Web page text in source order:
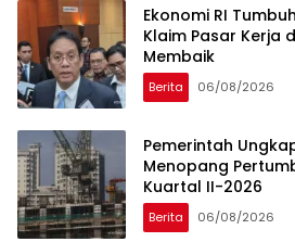
Ekonomi RI
Klaim Pasar Kerja
Membaik
Berita 06/08/2026
Pemerintah
Menopang
Kuartal II-2026
Berita 06/08/2026